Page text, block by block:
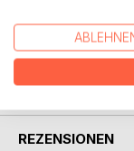
AUTOR/IN
REZENSIONEN